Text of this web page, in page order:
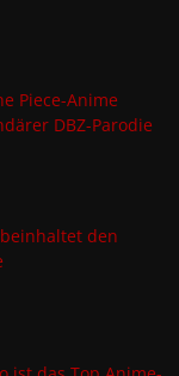
Piece-Anime
DBZ-Parodie
den